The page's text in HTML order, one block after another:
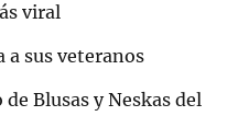
viral
sus veteranos
Blusas y Neskas del